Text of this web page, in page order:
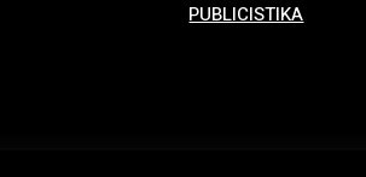
PUBLICISTIKA